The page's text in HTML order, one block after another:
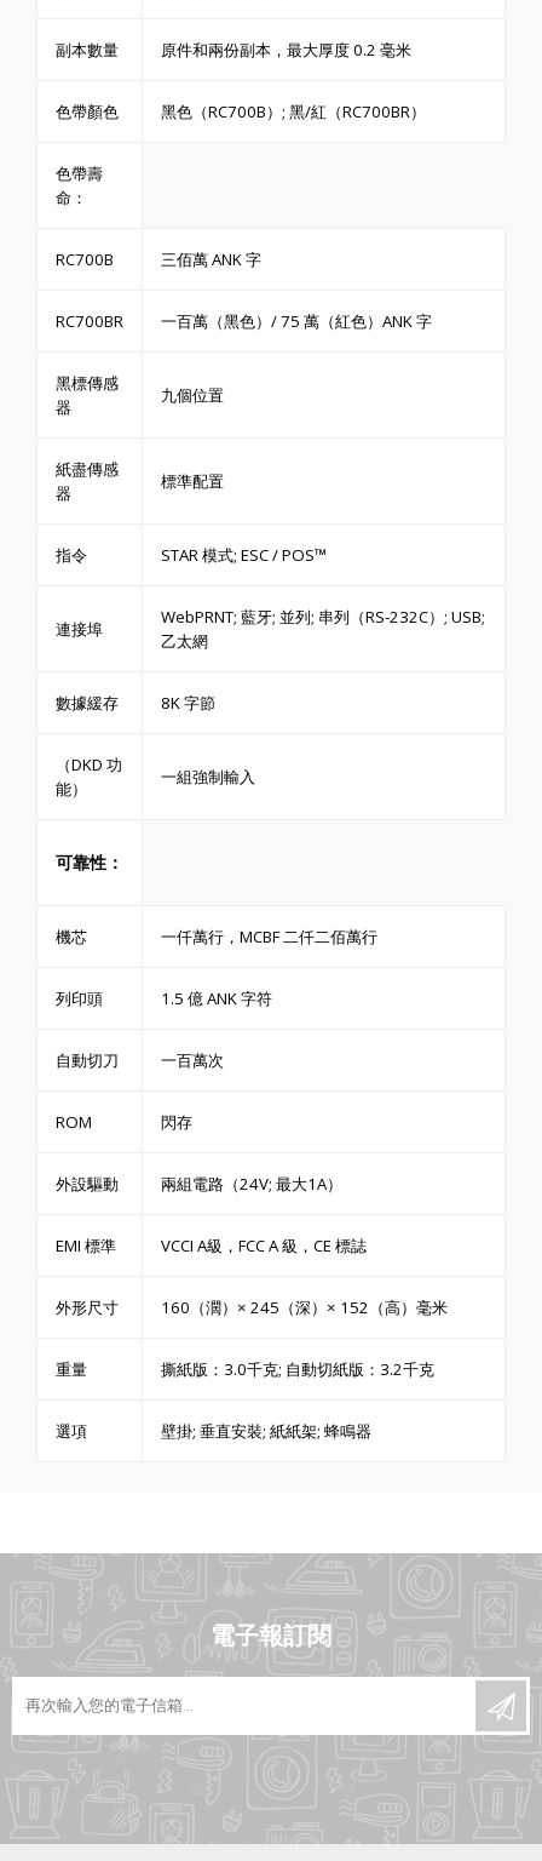
副本數量 原件和兩份副本，最大厚度 0.2 毫米
色帶顏色 黑色（RC700B）; 黑/紅（RC700BR）
色帶壽
命：
RC700B 三佰萬 ANK 字
RC700BR 一百萬（黑色）/ 75 萬（紅色）ANK 字
黑標傳感
器
九個位置
紙盡傳感
器
標準配置
指令 STAR 模式; ESC / POS™
連接埠
WebPRNT; 藍牙; 並列; 串列（RS-232C）; USB;
乙太網
數據緩存 8K 字節
（DKD 功
能）
一組強制輸入
可靠性：
機芯 一仟萬行，MCBF 二仟二佰萬行
列印頭 1.5 億 ANK 字符
自動切刀 一百萬次
ROM 閃存
外設驅動 兩組電路（24V; 最大1A）
EMI 標準 VCCI A級，FCC A 級，CE 標誌
外形尺寸 160（濶）× 245（深）× 152（高）毫米
重量 撕紙版：3.0千克; 自動切紙版：3.2千克
選項 壁掛; 垂直安裝; 紙紙架; 蜂鳴器
電子報訂閱